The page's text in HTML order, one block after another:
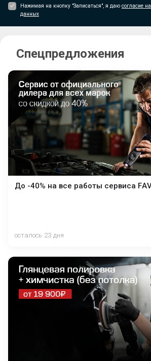
Нажимая на кнопку "Записаться", я даю согласие
данных
Спецпредложения
До -40% на все работы сервиса
осталось 23 дня